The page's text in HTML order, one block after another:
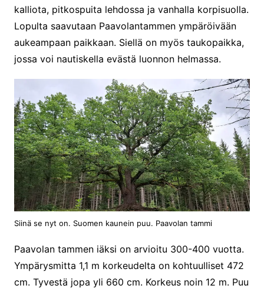
kalliota, pitkospuita lehdossa ja vanhalla korpisuolla.
Lopulta saavutaan Paavolantammen ympäröivään
aukeampaan paikkaan. Siellä on myös taukopaikka,
jossa voi nautiskella evästä luonnon helmassa.
Siinä se nyt on. Suomen kaunein puu. Paavolan tammi
Paavolan tammen iäksi on arvioitu 300-400 vuotta.
Ympärysmitta 1,1 m korkeudelta on kohtuulliset 472
cm. Tyvestä jopa yli 660 cm. Korkeus noin 12 m. Puu